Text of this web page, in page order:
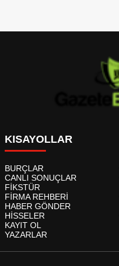
KISAYOLLAR
BURÇLAR
CANLI SONUÇLAR
FİKSTÜR
FİRMA REHBERİ
HABER GÖNDER
HİSSELER
KAYIT OL
YAZARLAR